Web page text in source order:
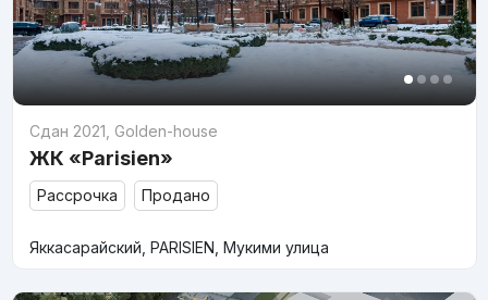
Сдан 2021 Golden-house
ЖК «Parisien»
Рассрочка Продано
Яккасарайский, PARISIEN, Мукими улица